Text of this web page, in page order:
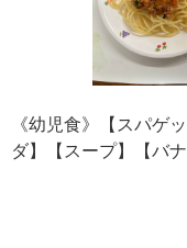
《幼児食》【スパゲ
ダ】【スープ】【バナ